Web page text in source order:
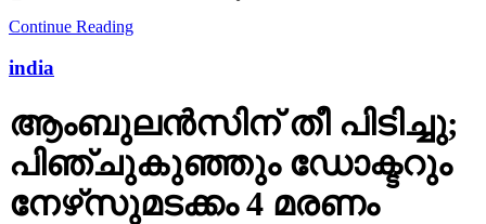
Continue Reading
india
ആംബുലന്‍സിന് തീ പിടിച്ചു;
പിഞ്ചുകുഞ്ഞും ഡോക്ടറും
നേഴ്‌സുമടക്കം 4 മരണം